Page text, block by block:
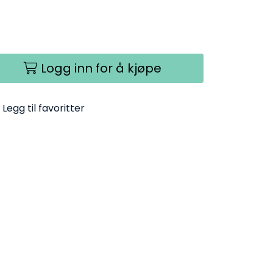
Logg inn for å kjøpe
Legg til favoritter